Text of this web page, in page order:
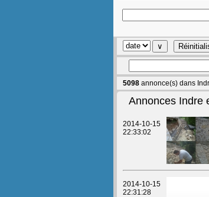
5098 annonce(s) dans
Annonces Indre
2014-10-15
22:33:02
2014-10-15
22:31:28